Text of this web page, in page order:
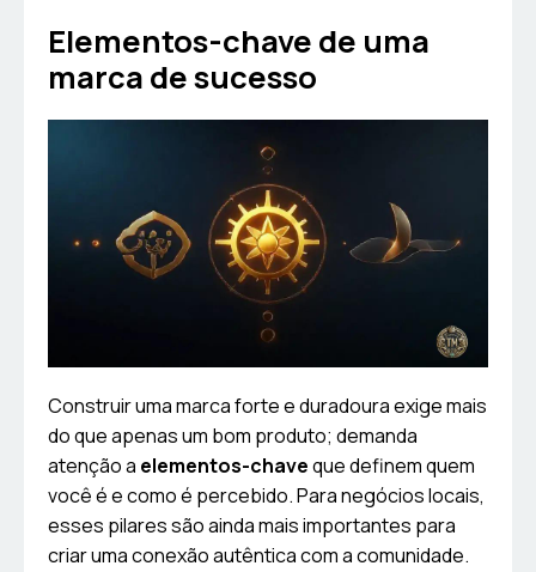
Elementos-chave de uma
marca de sucesso
Construir uma marca forte e duradoura exige mais
do que apenas um bom produto; demanda
atenção a elementos-chaveque definem quem
você é e como é percebido. Para negócios locais,
esses pilares são ainda mais importantes para
criar uma conexão autêntica com a comunidade.